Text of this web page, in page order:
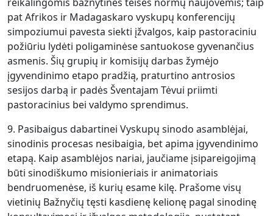
pat Afrikos ir Madagaskaro vyskupų konferencijų
simpoziu­mui pavesta siekti įžvalgos, kaip pastoraciniu
požiūriu lydėti poligaminėse santuokose gyvenančius
asmenis. Šių grupių ir komisijų darbas žymėjo
įgyvendinimo etapo pradžią, praturtino antrosios
sesijos darbą ir padės Šventajam Tėvui priimti
pastoracinius bei valdymo sprendimus.
9. Pasibaigus dabartinei Vyskupų sinodo asamblėjai,
sinodinis procesas nesibaigia, bet apima įgyvendinimo
etapą. Kaip asamblėjos nariai, jaučiame įsipareigojimą
būti sinodiškumo misionieriais ir animatoriais
bendruomenėse, iš kurių esame kilę. Prašome visų
vietinių Bažnyčių tęsti kasdienę kelionę pagal sinodinę